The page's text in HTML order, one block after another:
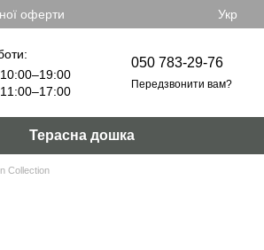
оферти Укр
10:00–19:00
11:00–17:00
050 783-29-76
Передзвонити вам?
Терасна дошка
Collection